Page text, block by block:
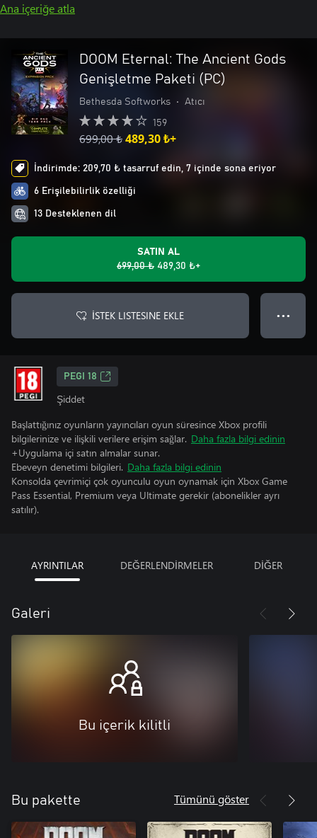
Ana içeriğe atla
DOOM Eternal: The Ancient Gods
Genişletme Paketi (PC)
Bethesda Softworks • Atıcı
159
699,00 ₺489,30 ₺+
İndirimde: 209,70 ₺ tasarruf edin, 7 içinde sona eriyor
6 Erişilebilirlik özelliği
13 Desteklenen dil
SATIN AL
699,00 ₺ 489,30 ₺+
İSTEK LISTESINE EKLE ● ● ●
PEGI 18
Şiddet
Başlattığınız oyunların yayıncıları oyun süresince Xbox profili
bilgilerinize ve ilişkili verilere erişim sağlar. Daha fazla bilgi edinin
+Uygulama içi satın almalar sunar.
Ebeveyn denetimi bilgileri. Daha fazla bilgi edinin
Konsolda çevrimiçi çok oyunculu oyun oynamak için Xbox Game
Pass Essential, Premium veya Ultimate gerekir (abonelikler ayrı
satılır).
AYRINTILAR DEĞERLENDİRMELER DİĞER
Galeri
Bu içerik kilitli
Bu pakette Tümünü göster